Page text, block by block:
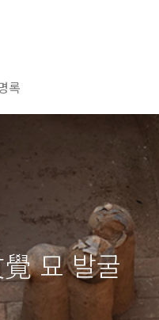
록
묘 발굴